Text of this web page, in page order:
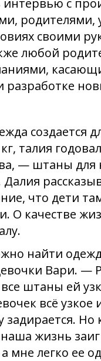
родителями,
своими
любой
разработке
создается
талия
— штаны для
что дети
качестве
найти
Вари. —
штаны ей
всё узкое
задирается.
жизнь
мне легко ее